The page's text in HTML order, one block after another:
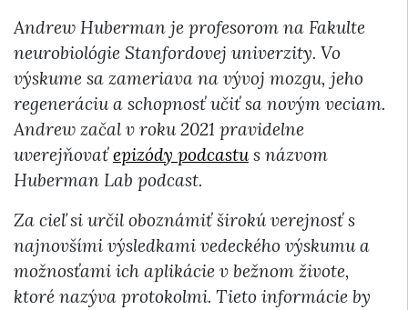
Andrew Huberman je profesorom na Fakulte
neurobiológie Stanfordovej univerzity. Vo
výskume sa zameriava na vývoj mozgu, jeho
regeneráciu a schopnosť učiť sa novým veciam.
Andrew začal v roku 2021 pravidelne
uverejňovaťepizódy podcastus názvom
Huberman Lab podcast.
Za cieľ si určil oboznámiť širokú verejnosť s
najnovšími výsledkami vedeckého výskumu a
možnosťami ich aplikácie v bežnom živote,
ktoré nazýva protokolmi. Tieto informácie by